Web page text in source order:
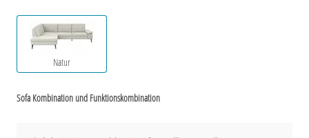
Natur
Sofa Kombination und Funktionskombination